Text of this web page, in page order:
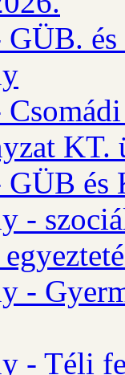
KT.
és
-
-
- Téli